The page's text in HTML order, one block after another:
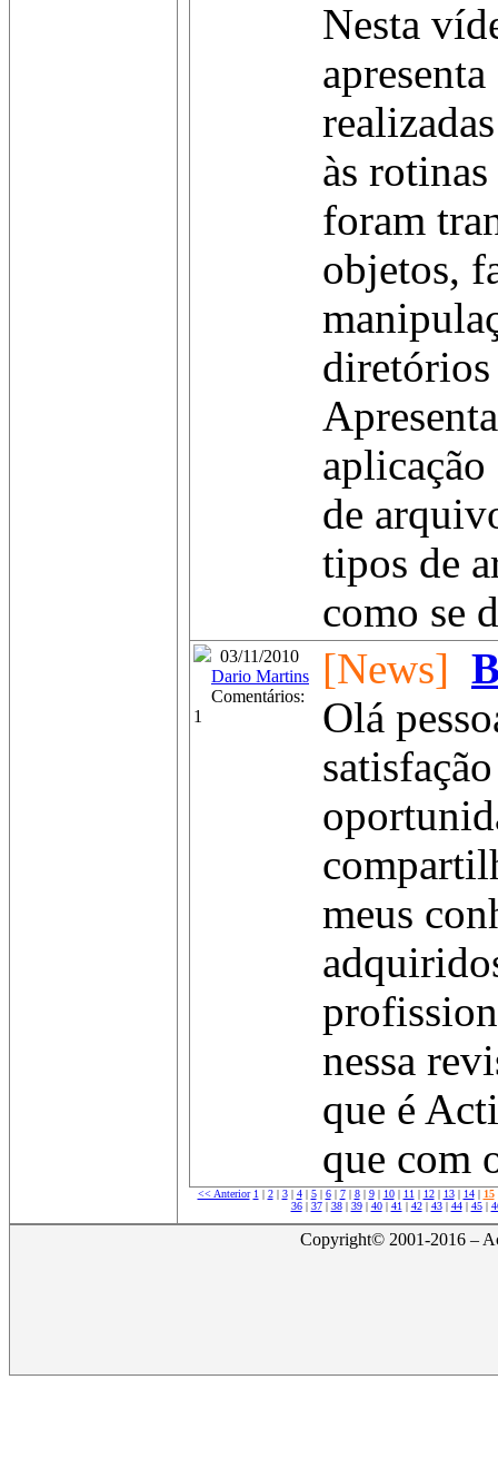
Nesta
às
foram
objetos,
de
tipos de
como se
03/11/2010
Dario Martins
Comentários:
1
[News]
Olá
meus
nessa
que é
que com
<< Anterior 1 | 2| 3| 4| 5| 6| 7| 8| 9| 10| 11 | 12| 13| 14| 15
36| 37| 38| 39| 40| 41 | 42| 43| 44| 45|
Copyright© 2001-2016 –